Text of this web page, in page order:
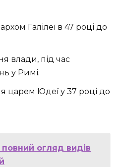
Галілеї в 47 році до
влади, під час
у Римі.
царем Юдеї у 37 році до
повний огляд видів